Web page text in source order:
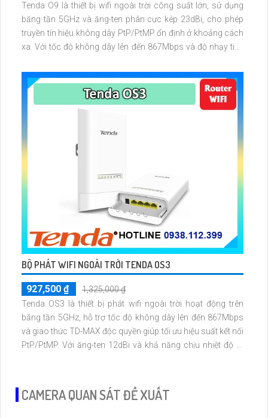
Tenda O9 là thiết bị wifi ngoài trời công suất lớn, sử dụng
băng tần 5GHz và ăng-ten phân cực kép 23dBi, cho phép
truyền tín hiệu không dây PtP/PtMP ổn định ở khoảng cách
xa. Với tốc độ không dây lên đến 867Mbps và độ nhạy tiếp
CCTV chuyên nghiệp.
BỘ PHÁT WIFI NGOÀI TRỜI TENDA OS3
927,500 ₫
1,325,000 ₫
Tenda OS3 là thiết bị phát wifi ngoài trời hoạt động trên
băng tần 5GHz, hỗ trợ tốc độ không dây lên đến 867Mbps
và giao thức TD-MAX độc quyền giúp tối ưu hiệu suất kết nối
PtP/PtMP. Với ăng-ten 12dBi và khả năng chịu nhiệt độ từ
CAMERA QUAN SÁT ĐỀ XUẤT